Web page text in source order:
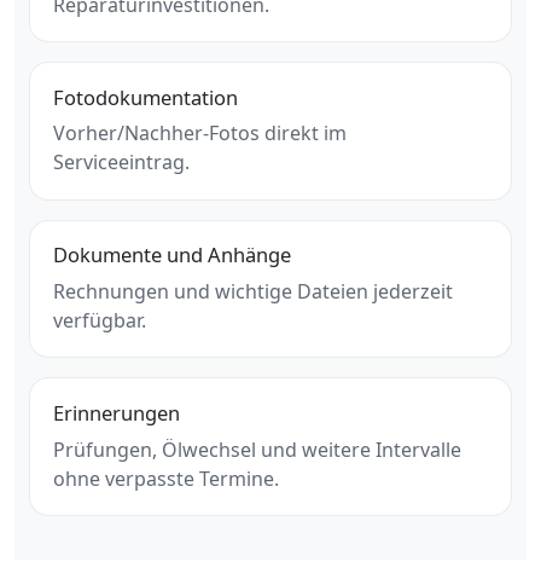
Fotodokumentation
Vorher/Nachher-Fotos direkt im
Serviceeintrag.
Dokumente und Anhänge
Rechnungen und wichtige Dateien jederzeit
verfügbar.
Erinnerungen
Prüfungen, Ölwechsel und weitere Intervalle
ohne verpasste Termine.